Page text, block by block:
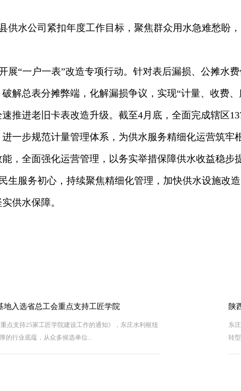
供水公司紧扣年度工作目标，聚焦群众用水急难愁盼
展“一户一表”改造专项行动。针对表后漏损、公摊水
解总表分摊弊端，化解漏损争议，实现“计量、收费
推进老旧卡表改造升级。截至4月底，全面完成辖区
一步规范计量管理体系，为供水服务精细化运营筑
，全面强化运营管理，以务实举措保障供水收益稳步
生服务初心，持续聚焦精细化管理，加快供水设施改
供水保障。
入选省总工会重点支持工匠学院
点支持25家工匠学院建设工作的通知》，东庄水利枢纽
的行业底蕴，从众多候选单位...
陕
东
转